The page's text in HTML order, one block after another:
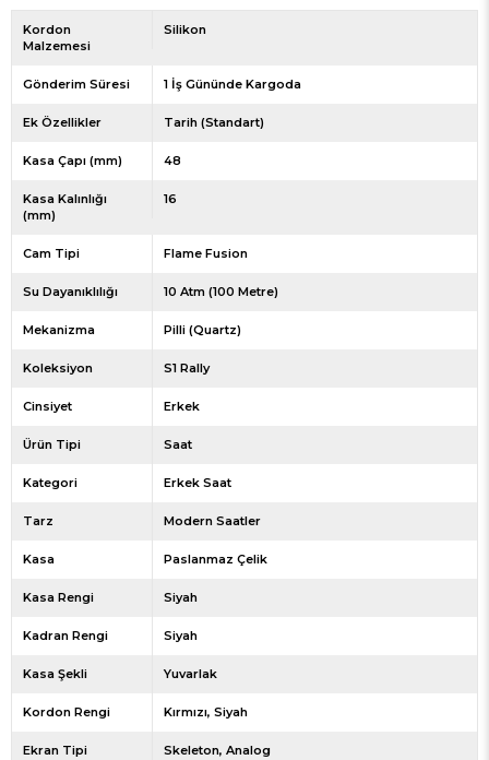
Kordon
Malzemesi
Silikon
Gönderim Süresi 1 İş Gününde Kargoda
Ek Özellikler Tarih (Standart)
Kasa Çapı (mm) 48
Kasa Kalınlığı
(mm)
16
Cam Tipi Flame Fusion
Su Dayanıklılığı 10 Atm (100 Metre)
Mekanizma Pilli (Quartz)
Koleksiyon S1 Rally
Cinsiyet Erkek
Ürün Tipi Saat
Kategori Erkek Saat
Tarz Modern Saatler
Kasa Paslanmaz Çelik
Kasa Rengi Siyah
Kadran Rengi Siyah
Kasa Şekli Yuvarlak
Kordon Rengi Kırmızı Siyah
Ekran Tipi Skeleton Analog